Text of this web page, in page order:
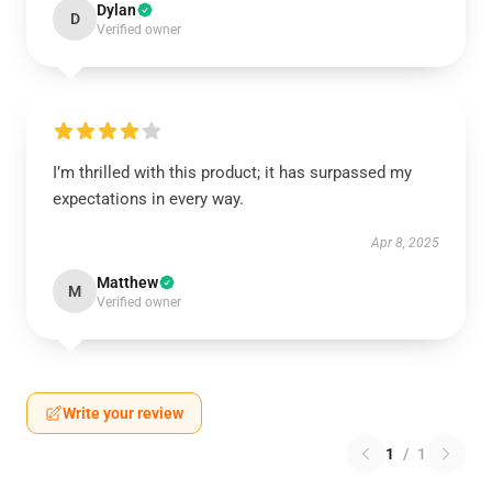
D Dylan
Verified owner
I’m thrilled with this product; it has surpassed my
expectations in every way.
Apr 8, 2025
M Matthew
Verified owner
Write your review
1 / 1